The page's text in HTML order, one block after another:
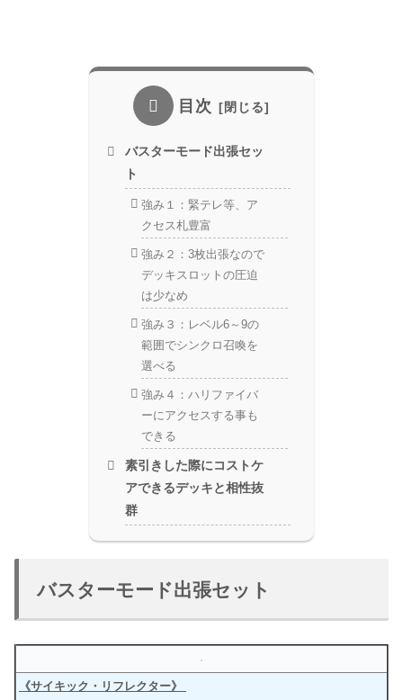
目次
バスターモード出張セッ
ト
強み１：緊テレ等、ア
クセス札豊富
強み２：3枚出張なので
デッキスロットの圧迫
は少なめ
強み３：レベル6～9の
範囲でシンクロ召喚を
選べる
強み４：ハリファイバ
ーにアクセスする事も
できる
素引きした際にコストケ
アできるデッキと相性抜
群
バスターモード出張セット
《サイキック・リフレクター》